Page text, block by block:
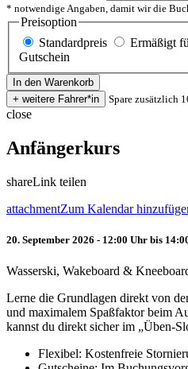
* notwendige Angaben, damit wir die
Preisoption
Standardpreis
Ermäßigt
Gutschein
Spare zusätzlich
close
Anfängerkurs
shareLink teilen
attachmentZum Kalendar
20. September 2026 - 12:00 Uhr bis
Wasserski, Wakeboard &
Lerne die Grundlagen direkt von
und maximalem Spaßfaktor beim
kannst du direkt sicher im „Üben-
Flexibel: Kostenfreie